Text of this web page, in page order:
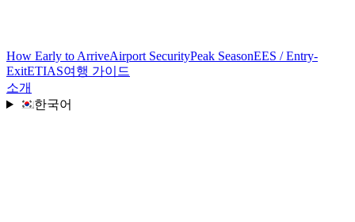
How Early to ArriveAirport SecurityPeak SeasonEES / Entry-
ExitETIAS여행 가이드
소개
한국어